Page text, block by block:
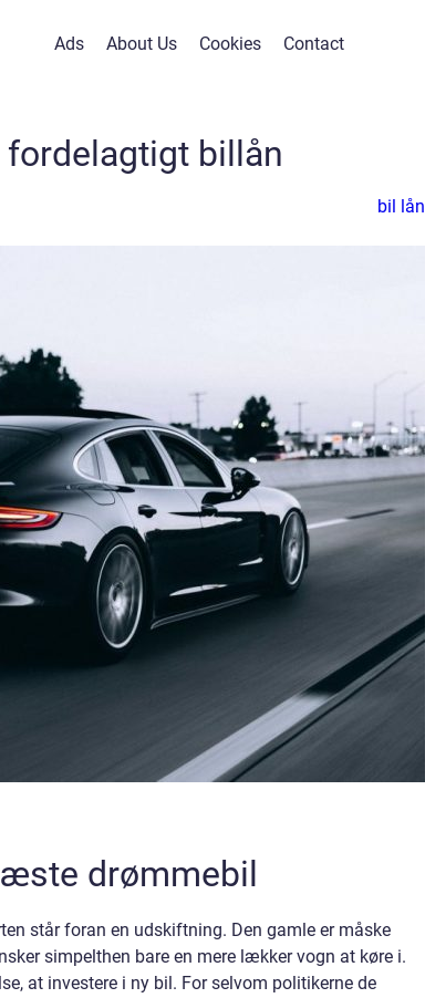
Ads About Us Cookies Contact
billån
bil lån
drømmebil
står foran en udskiftning. Den gamle er måske
simpelthen bare en mere lækker vogn at køre i.
at investere i ny bil. For selvom politikerne de